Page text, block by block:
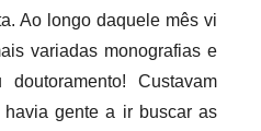
Ao longo daquele mês vi
variadas monografias e
Custavam
gente a ir buscar as